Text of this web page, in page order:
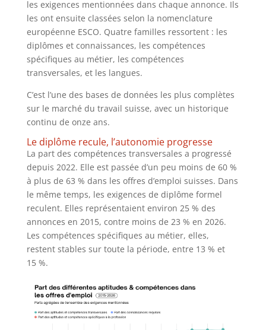
les exigences mentionnées dans chaque annonce. Ils
les ont ensuite classées selon la nomenclature
européenne ESCO. Quatre familles ressortent : les
diplômes et connaissances, les compétences
spécifiques au métier, les compétences
transversales, et les langues.
C’est l’une des bases de données les plus complètes
sur le marché du travail suisse, avec un historique
continu de onze ans.
Le diplôme recule, l’autonomie progresse
La part des compétences transversales a progressé
depuis 2022. Elle est passée d’un peu moins de 60 %
à plus de 63 % dans les offres d’emploi suisses. Dans
le même temps, les exigences de diplôme formel
reculent. Elles représentaient environ 25 % des
annonces en 2015, contre moins de 23 % en 2026.
Les compétences spécifiques au métier, elles,
restent stables sur toute la période, entre 13 % et
15 %.